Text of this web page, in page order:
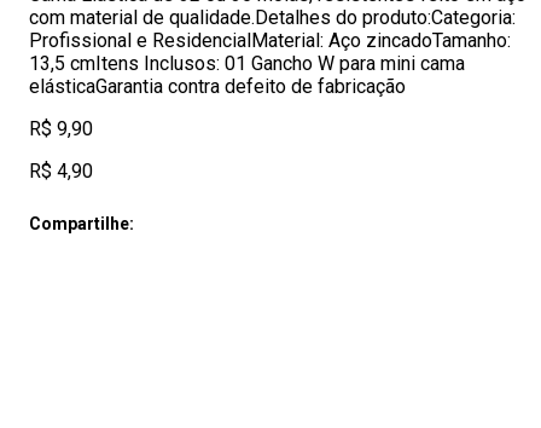
com material de qualidade.Detalhes do produto:Categoria:
Profissional e ResidencialMaterial: Aço zincadoTamanho:
13,5 cmItens Inclusos: 01 Gancho W para mini cama
elásticaGarantia contra defeito de fabricação
R$ 9,90
R$ 4,90
Compartilhe: